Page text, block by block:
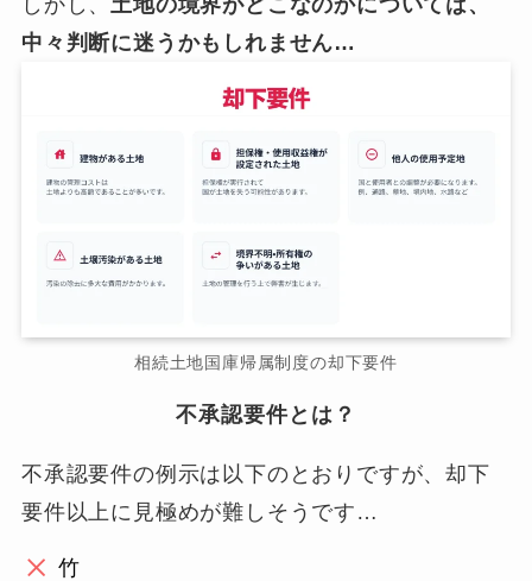
しかし、土地の境界がどこなのかについては、
中々判断に迷うかもしれません…
相続土地国庫帰属制度の却下要件
不承認要件とは？
不承認要件の例示は以下のとおりですが、却下
要件以上に見極めが難しそうです…
竹